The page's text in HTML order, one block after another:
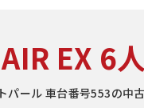
EX 6
パール 車台番号553の中